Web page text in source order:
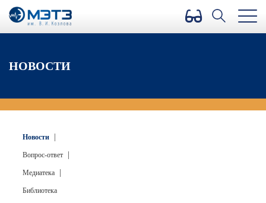
Версия для слабовидящих
НОВОСТИ
Новости
Вопрос-ответ
Медиатека
Библиотека